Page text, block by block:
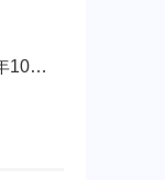
pi币今天最新官方消息真实2025年10月 派币今天最新消息介绍